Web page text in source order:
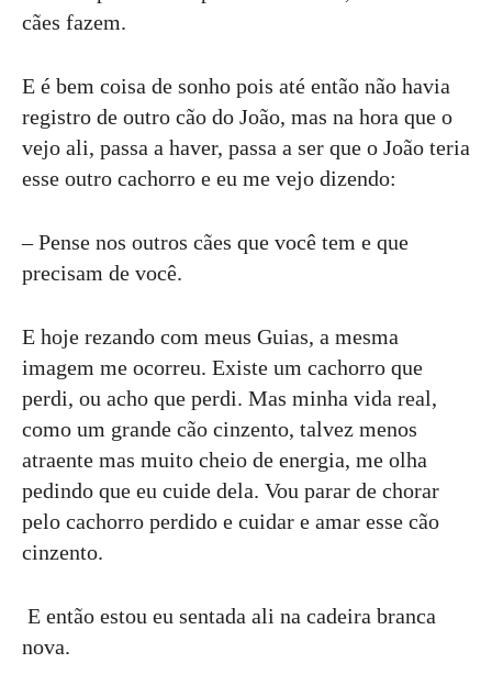
cães fazem.
E é bem coisa de sonho pois até então não havia
registro de outro cão do João, mas na hora que o
vejo ali, passa a haver, passa a ser que o João teria
esse outro cachorro e eu me vejo dizendo:
– Pense nos outros cães que você tem e que
precisam de você.
E hoje rezando com meus Guias, a mesma
imagem me ocorreu. Existe um cachorro que
perdi, ou acho que perdi. Mas minha vida real,
como um grande cão cinzento, talvez menos
atraente mas muito cheio de energia, me olha
pedindo que eu cuide dela. Vou parar de chorar
pelo cachorro perdido e cuidar e amar esse cão
cinzento.
E então estou eu sentada ali na cadeira branca
nova.